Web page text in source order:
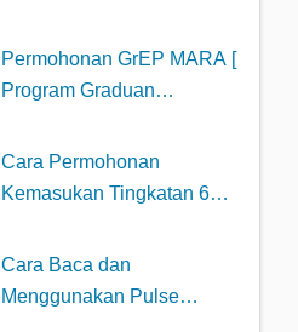
MOHON
Permohonan GrEP MARA [
Program Graduan
Cara Permohonan
Kemasukan Tingkatan 6
Penuh...
Cara Baca dan
Menggunakan Pulse